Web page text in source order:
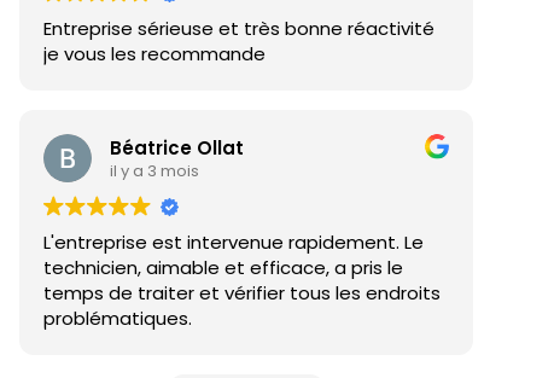
Entreprise sérieuse et très bonne réactivité
je vous les recommande
Béatrice Ollat
il y a 3 mois
L'entreprise est intervenue rapidement. Le
technicien, aimable et efficace, a pris le
temps de traiter et vérifier tous les endroits
problématiques.